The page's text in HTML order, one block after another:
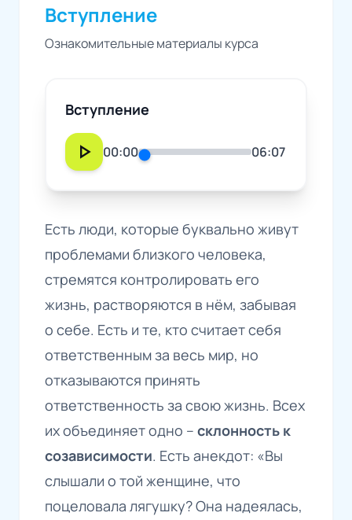
Вступление
Ознакомительные материалы курса
Вступление
play_arrow 00:00 06:07
Есть люди, которые буквально живут
проблемами близкого человека,
стремятся контролировать его
жизнь, растворяются в нём, забывая
о себе. Есть и те, кто считает себя
ответственным за весь мир, но
отказываются принять
ответственность за свою жизнь. Всех
их объединяет одно – склонность к
созависимости. Есть анекдот: «Вы
слышали о той женщине, что
поцеловала лягушку? Она надеялась,